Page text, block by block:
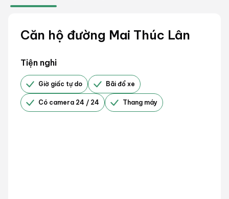
Căn hộ đường Mai Thúc Lân
Tiện nghi
Giờ giấc tự do Bãi đổ xe
Có camera 24 / 24 Thang máy